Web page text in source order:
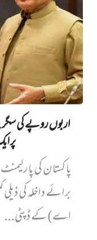
اربوں روپے کی
پر
پاکستان کی
برائے داخلہ کی
اے) کے ڈپٹی...